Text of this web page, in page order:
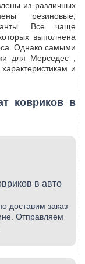
из различных
резиновые,
Все чаще
выполнена
Однако самыми
для Мерседес ,
и
ковриков в
в авто
доставим заказ
Отправляем